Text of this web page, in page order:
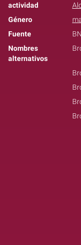
actividad
Género
Fuente
Nombres
alternativos